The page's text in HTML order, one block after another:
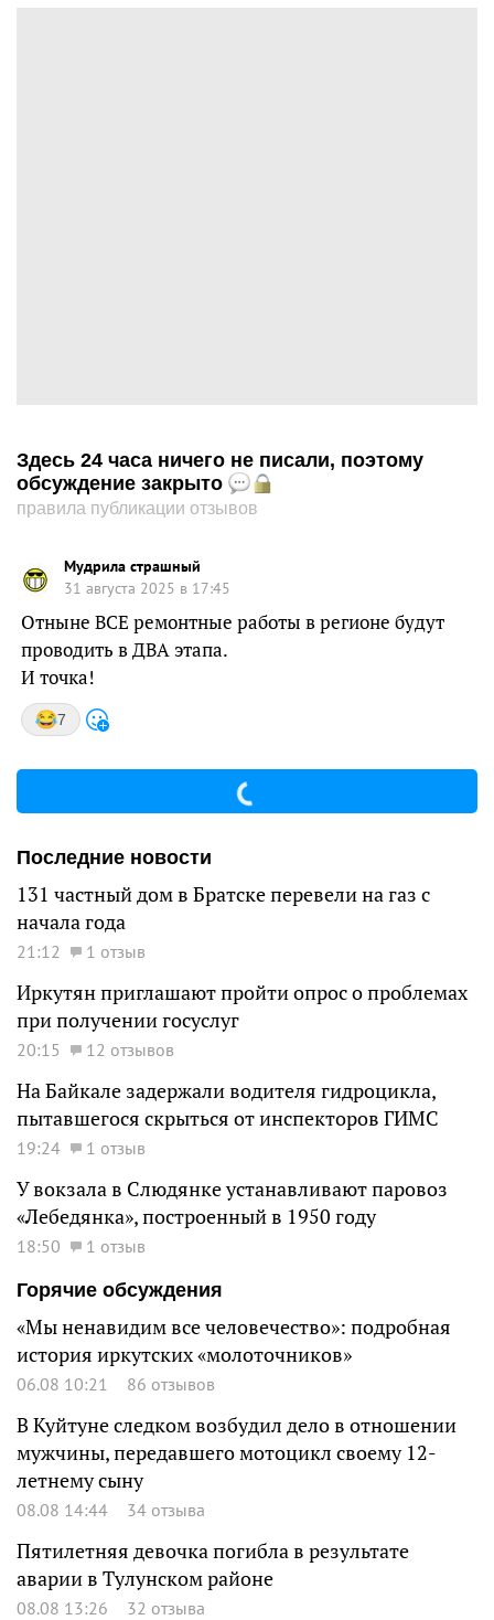
Здесь 24 часа ничего не писали, поэтому
обсуждение закрыто
правила публикации отзывов
Мудрила страшный
31 августа 2025 в 17:45
Отныне ВСЕ ремонтные работы в регионе будут
проводить в ДВА этапа.
И точка!
7
Последние новости
131 частный дом в Братске перевели на газ с
начала года
21:12 1 отзыв
Иркутян приглашают пройти опрос о проблемах
при получении госуслуг
20:15 12 отзывов
На Байкале задержали водителя гидроцикла,
пытавшегося скрыться от инспекторов ГИМС
19:24 1 отзыв
У вокзала в Слюдянке устанавливают паровоз
«Лебедянка», построенный в 1950 году
18:50
1 отзыв
Горячие обсуждения
«Мы ненавидим все человечество»: подробная
история иркутских «молоточников»
06.08 10:21 86 отзывов
В Куйтуне следком возбудил дело в отношении
мужчины, передавшего мотоцикл своему 12-
летнему сыну
08.08 14:44 34 отзыва
Пятилетняя девочка погибла в результате
аварии в Тулунском районе
08.08 13:26 32 отзыва